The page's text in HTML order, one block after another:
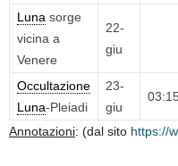
Luna sorge
vicina a
Venere
22-
giu
Occultazione
Luna-Pleiadi
23-
giu
Annotazioni: (dal sito https://